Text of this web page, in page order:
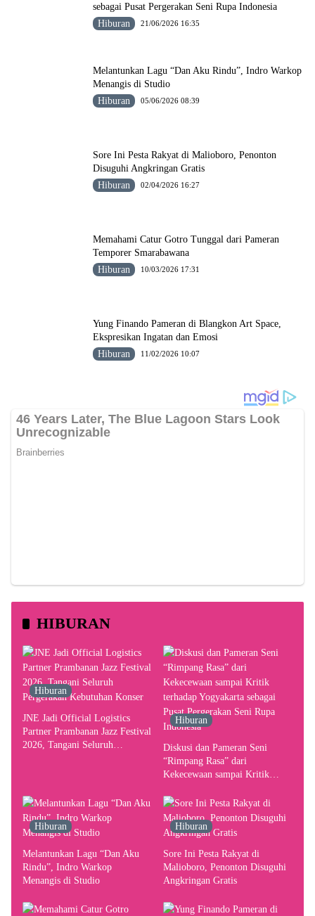
sebagai Pusat Pergerakan Seni Rupa Indonesia
Hiburan
21/06/2026 16:35
Melantunkan Lagu “Dan Aku Rindu”, Indro Warkop
Menangis di Studio
Hiburan
05/06/2026 08:39
Sore Ini Pesta Rakyat di Malioboro, Penonton
Disuguhi Angkringan Gratis
Hiburan
02/04/2026 16:27
Memahami Catur Gotro Tunggal dari Pameran
Temporer Smarabawana
Hiburan
10/03/2026 17:31
Yung Finando Pameran di Blangkon Art Space,
Ekspresikan Ingatan dan Emosi
Hiburan
11/02/2026 10:07
HIBURAN
Hiburan
JNE Jadi Official Logistics
Partner Prambanan Jazz Festival
2026, Tangani Seluruh
Hiburan
Diskusi dan Pameran Seni
“Rimpang Rasa” dari
Kekecewaan sampai Kritik
Pusat Pergerakan Seni Rupa
Indonesia
Hiburan
Melantunkan Lagu “Dan Aku
Rindu”, Indro Warkop
Menangis di Studio
Hiburan
Sore Ini Pesta Rakyat di
Malioboro, Penonton Disuguhi
Angkringan Gratis